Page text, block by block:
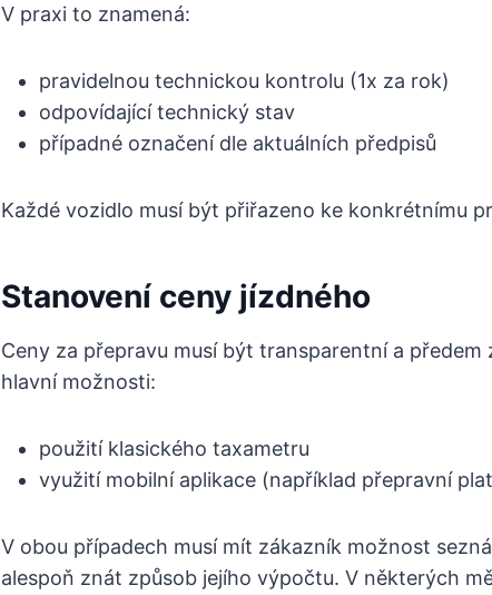
V praxi to znamená:
pravidelnou technickou kontrolu (1x za rok)
odpovídající technický stav
případné označení dle aktuálních předpisů
Každé vozidlo musí být přiřazeno ke konkrétnímu
Stanovení ceny jízdného
Ceny za přepravu musí být transparentní a předem
hlavní možnosti:
použití klasického taxametru
využití mobilní aplikace (například přepravní
V obou případech musí mít zákazník možnost
alespoň znát způsob jejího výpočtu. V některých